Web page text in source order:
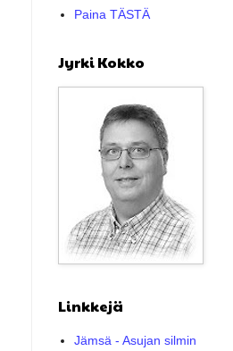
Paina TÄSTÄ
Jyrki Kokko
Linkkejä
Jämsä - Asujan silmin